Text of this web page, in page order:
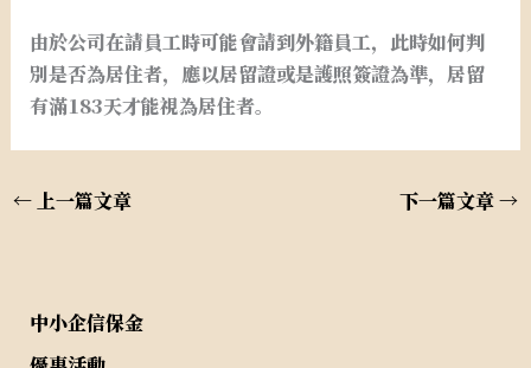
由於公司在請員工時可能會請到外籍員工，此時如何判
別是否為居住者，應以居留證或是護照簽證為準，居留
有滿183天才能視為居住者。
←上一篇文章 下一篇文章→
中小企信保金